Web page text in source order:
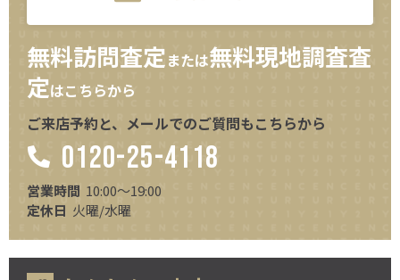
無料訪問査定または無料現地調査査
定はこちらから
ご来店予約と、メールでのご質問もこちらから
0120-25-4118
営業時間 10:00～19:00
定休日 火曜/水曜